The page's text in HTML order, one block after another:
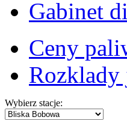
Gabinet
Ceny
Rozklady
Wybierz stacje: